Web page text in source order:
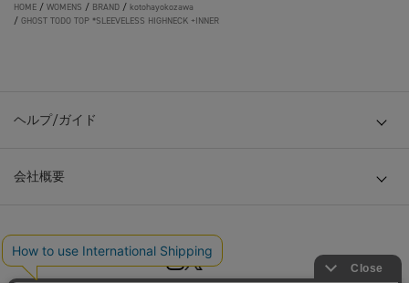
HOME / WOMENS / BRAND / kotohayokozawa
/ GHOST TODO TOP *SLEEVELESS HIGHNECK +INNER
ヘルプ/ガイド
会社概要